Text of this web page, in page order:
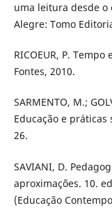
uma leitura desde o
Alegre: Tomo
RICOEUR, P.
Fontes, 2010.
SARMENTO, M.;
Educação e práticas
26.
SAVIANI, D.
aproximações. 10.
(Educação